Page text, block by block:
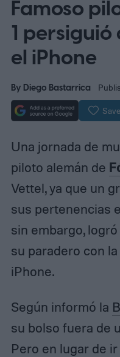
Famoso
1
el iPhone
By Diego Bastarrica
Save
Una jornada de
piloto alemán de
Vettel, ya que un
sus pertenencias
sin embargo,
su paradero con
iPhone.
Según informó la
su bolso fuera de
Pero en lugar de